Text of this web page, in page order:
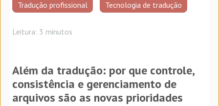
Tradução profissional Tecnologia de tradução
Leitura: 3 minutos
Além da tradução: por que controle,
consistência e gerenciamento de
arquivos são as novas prioridades